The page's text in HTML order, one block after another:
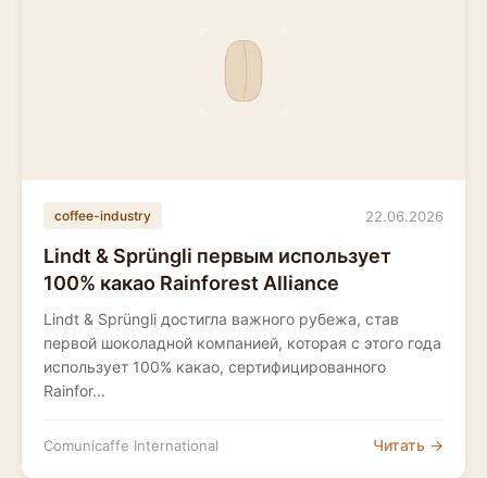
coffee-industry 22.06.2026
Lindt & Sprüngli первым использует
100% какао Rainforest Alliance
Lindt & Sprüngli достигла важного рубежа, став
первой шоколадной компанией, которая с этого года
использует 100% какао, сертифицированного
Rainfor...
Comunicaffe International Читать →